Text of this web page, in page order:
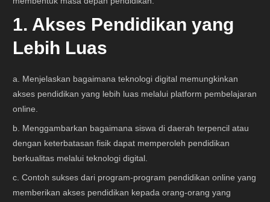
1. Akses Pendidikan yang
Lebih Luas
a. Menjelaskan bagaimana teknologi digital memungkinkan
akses pendidikan yang lebih luas melalui platform pembelajaran
online.
b. Menggambarkan bagaimana siswa di daerah terpencil atau
dengan keterbatasan fisik dapat memperoleh pendidikan
berkualitas melalui teknologi digital.
c. Contoh sukses dari program-program pendidikan online yang
memberikan akses pendidikan kepada orang-orang yang